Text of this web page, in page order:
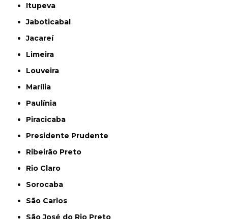
Itupeva
Jaboticabal
Jacareí
Limeira
Louveira
Marília
Paulínia
Piracicaba
Presidente Prudente
Ribeirão Preto
Rio Claro
Sorocaba
São Carlos
São José do Rio Preto